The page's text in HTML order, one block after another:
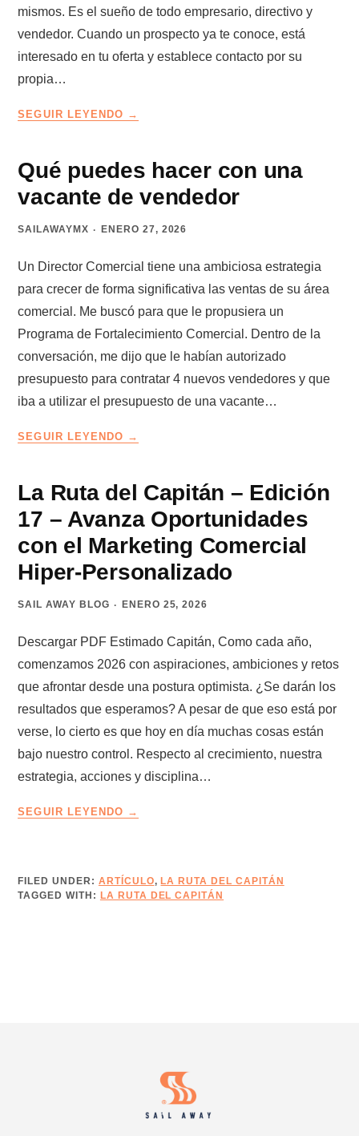
mismos. Es el sueño de todo empresario, directivo y
vendedor. Cuando un prospecto ya te conoce, está
interesado en tu oferta y establece contacto por su
propia…
SEGUIR LEYENDO
LOS
CLIENTES
QUE
SOLOS
Qué puedes hacer con una
vacante de vendedor
SAILAWAYMX ENERO 27, 2026
Un Director Comercial tiene una ambiciosa estrategia
para crecer de forma significativa las ventas de su área
comercial. Me buscó para que le propusiera un
Programa de Fortalecimiento Comercial. Dentro de la
conversación, me dijo que le habían autorizado
presupuesto para contratar 4 nuevos vendedores y que
iba a utilizar el presupuesto de una vacante…
SEGUIR LEYENDO
CON
UNA
VACANTE
DE
VENDEDOR
La Ruta del Capitán – Edición
17 – Avanza Oportunidades
con el Marketing Comercial
Hiper-Personalizado
SAIL AWAY BLOG ENERO 25, 2026
Descargar PDF Estimado Capitán, Como cada año,
comenzamos 2026 con aspiraciones, ambiciones y retos
que afrontar desde una postura optimista. ¿Se darán los
resultados que esperamos? A pesar de que eso está por
verse, lo cierto es que hoy en día muchas cosas están
bajo nuestro control. Respecto al crecimiento, nuestra
estrategia, acciones y disciplina…
SEGUIR LEYENDO
–
EDICIÓN
PERSONALIZADO
FILED UNDER: ARTÍCULO, LA RUTA DEL CAPITÁN
TAGGED WITH: LA RUTA DEL CAPITÁN